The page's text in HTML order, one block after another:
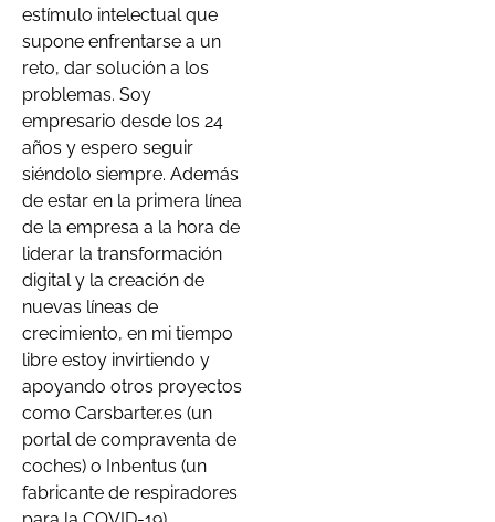
estímulo intelectual que
supone enfrentarse a un
reto, dar solución a los
problemas. Soy
empresario desde los 24
años y espero seguir
siéndolo siempre. Además
de estar en la primera línea
de la empresa a la hora de
liderar la transformación
digital y la creación de
nuevas líneas de
crecimiento, en mi tiempo
libre estoy invirtiendo y
apoyando otros proyectos
como Carsbarter.es (un
portal de compraventa de
coches) o Inbentus (un
fabricante de respiradores